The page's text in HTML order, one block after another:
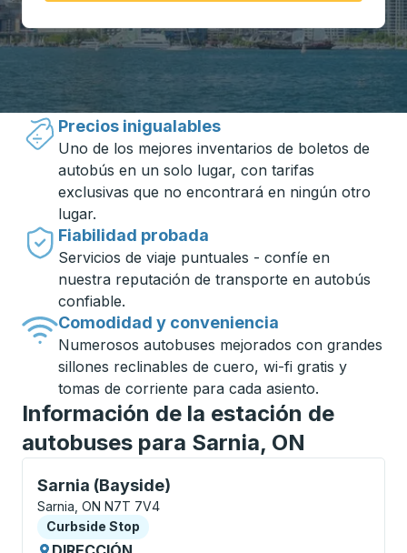
Viajar hecho simple con Trailways
Precios inigualables
Uno de los mejores inventarios de boletos de
autobús en un solo lugar, con tarifas
exclusivas que no encontrará en ningún otro
lugar.
Fiabilidad probada
Servicios de viaje puntuales - confíe en
nuestra reputación de transporte en autobús
confiable.
Comodidad y conveniencia
Numerosos autobuses mejorados con grandes
sillones reclinables de cuero, wi-fi gratis y
tomas de corriente para cada asiento.
Información de la estación de
autobuses para Sarnia, ON
Sarnia (Bayside)
Curbside Stop, utilice las teclas de flecha o la tecla
Sarnia, ON N7T 7V4
Curbside Stop
Curbside Stop